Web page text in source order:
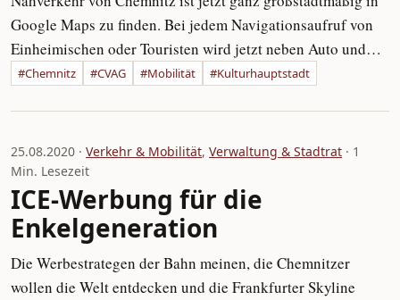
Google Maps zu finden. Bei jedem Navigationsaufruf von
Einheimischen oder Touristen wird jetzt neben Auto und…
#Chemnitz #CVAG #Mobilität #Kulturhauptstadt
25.08.2020 · Verkehr & Mobilität, Verwaltung & Stadtrat · 1
Min. Lesezeit
ICE-Werbung für die
Enkelgeneration
Die Werbestrategen der Bahn meinen, die Chemnitzer
wollen die Welt entdecken und die Frankfurter Skyline